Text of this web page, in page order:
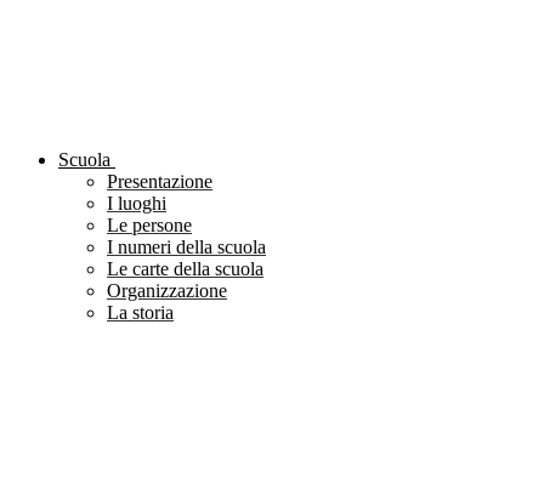
Scuola
Presentazione
I luoghi
Le persone
I numeri della scuola
Le carte della scuola
Organizzazione
La storia